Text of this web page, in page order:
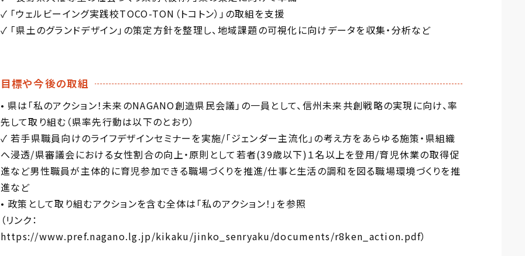
✓ 「ウェルビーイング実践校TOCO-TON（トコトン）」の取組を支援
✓ 「県土のグランドデザイン」の策定方針を整理し、地域課題の可視化に向けデータを収集・分析など
目標や今後の取組
• 県は「私のアクション！未来のNAGANO創造県民会議」の一員として、信州未来共創戦略の実現に向け、率
先して取り組む（県率先行動は以下のとおり）
✓ 若手県職員向けのライフデザインセミナーを実施/「ジェンダー主流化」の考え方をあらゆる施策・県組織
へ浸透/県審議会における女性割合の向上・原則として若者(39歳以下)１名以上を登用/育児休業の取得促
進など男性職員が主体的に育児参加できる職場づくりを推進/仕事と生活の調和を図る職場環境づくりを推
進など
• 政策として取り組むアクションを含む全体は「私のアクション！」を参照
（リンク：
https://www.pref.nagano.lg.jp/kikaku/jinko_senryaku/documents/r8ken_action.pdf）